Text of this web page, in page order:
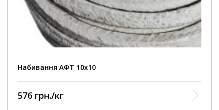
Набивання АФТ 10х10
576 грн./кг